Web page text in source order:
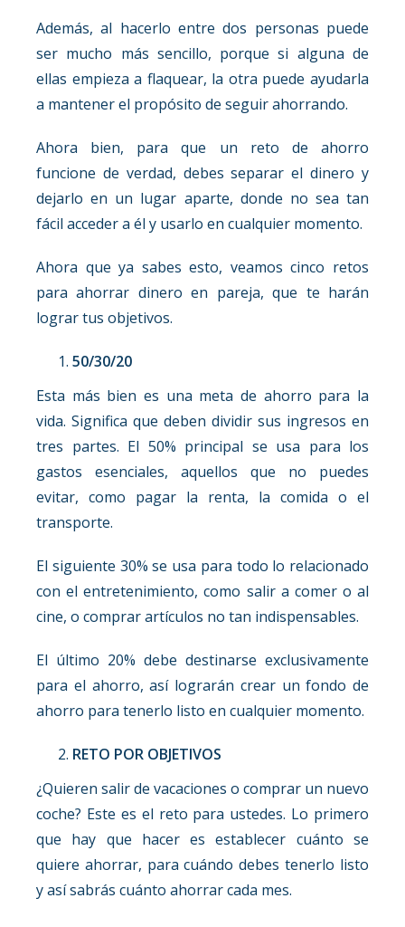
Además, al hacerlo entre dos personas puede
ser mucho más sencillo, porque si alguna de
ellas empieza a flaquear, la otra puede ayudarla
a mantener el propósito de seguir ahorrando.
Ahora bien, para que un reto de ahorro
funcione de verdad, debes separar el dinero y
dejarlo en un lugar aparte, donde no sea tan
fácil acceder a él y usarlo en cualquier momento.
Ahora que ya sabes esto, veamos cinco retos
para ahorrar dinero en pareja, que te harán
lograr tus objetivos.
50/30/20
Esta más bien es una meta de ahorro para la
vida. Significa que deben dividir sus ingresos en
tres partes. El 50% principal se usa para los
gastos esenciales, aquellos que no puedes
evitar, como pagar la renta, la comida o el
transporte.
El siguiente 30% se usa para todo lo relacionado
con el entretenimiento, como salir a comer o al
cine, o comprar artículos no tan indispensables.
El último 20% debe destinarse exclusivamente
para el ahorro, así lograrán crear un fondo de
ahorro para tenerlo listo en cualquier momento.
RETO POR OBJETIVOS
¿Quieren salir de vacaciones o comprar un nuevo
coche? Este es el reto para ustedes. Lo primero
que hay que hacer es establecer cuánto se
quiere ahorrar, para cuándo debes tenerlo listo
y así sabrás cuánto ahorrar cada mes.